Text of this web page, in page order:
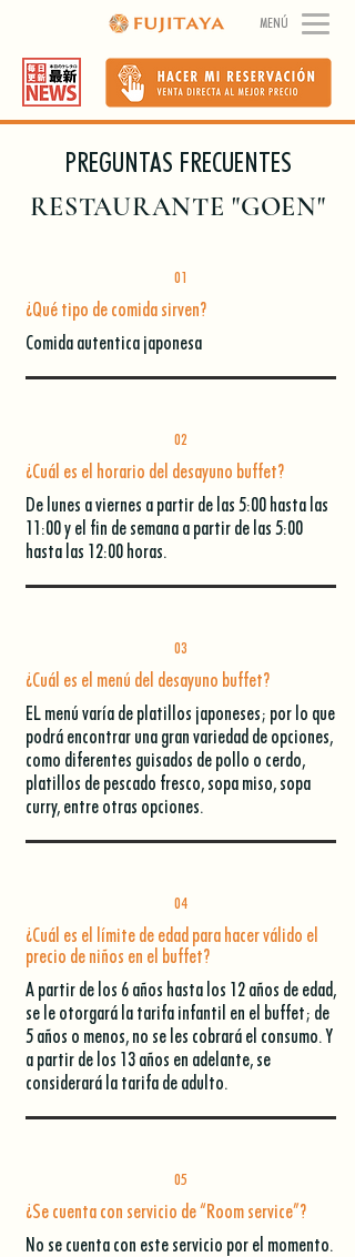
MENÚ
PREGUNTAS FRECUENTES
RESTAURANTE "GOEN"
01
¿Qué tipo de comida sirven?
Comida autentica japonesa
02
¿Cuál es el horario del desayuno buffet?
De lunes a viernes a partir de las 5:00 hasta las
11:00 y el fin de semana a partir de las 5:00
hasta las 12:00 horas.
03
¿Cuál es el menú del desayuno buffet?
EL menú varía de platillos japoneses; por lo que
podrá encontrar una gran variedad de opciones,
como diferentes guisados de pollo o cerdo,
platillos de pescado fresco, sopa miso, sopa
curry, entre otras opciones.
04
¿Cuál es el límite de edad para hacer válido el
precio de niños en el buffet?
A partir de los 6 años hasta los 12 años de edad,
se le otorgará la tarifa infantil en el buffet; de
5 años o menos, no se les cobrará el consumo. Y
a partir de los 13 años en adelante, se
considerará la tarifa de adulto.
05
¿Se cuenta con servicio de “Room service”?
No se cuenta con este servicio por el momento.